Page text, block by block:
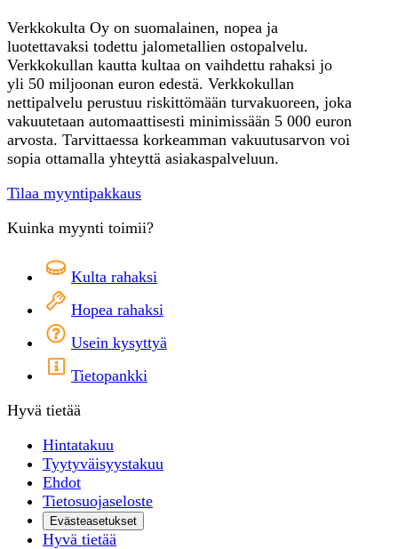
Verkkokulta Oy on suomalainen, nopea ja
luotettavaksi todettu jalometallien ostopalvelu.
Verkkokullan kautta kultaa on vaihdettu rahaksi jo
yli 50 miljoonan euron edestä. Verkkokullan
nettipalvelu perustuu riskittömään turvakuoreen, joka
vakuutetaan automaattisesti minimissään 5 000 euron
arvosta. Tarvittaessa korkeamman vakuutusarvon voi
sopia ottamalla yhteyttä asiakaspalveluun.
Tilaa myyntipakkaus
Kuinka myynti toimii?
Kulta rahaksi
Hopea rahaksi
Usein kysyttyä
Tietopankki
Hyvä tietää
Hintatakuu
Tyytyväisyystakuu
Ehdot
Tietosuojaseloste
Evästeasetukset
Hyvä tietää